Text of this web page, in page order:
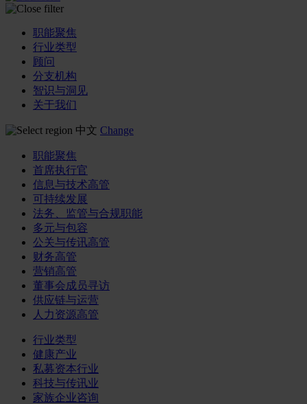
职能聚焦
行业类型
顾问
分支机构
智识与洞见
关于我们
中文 Change
职能聚焦
首席执行官
信息与技术高管
可持续发展
法务、监管与合规职能
多元与包容
公关与传讯高管
财务高管
营销高管
董事会成员寻访
供应链与运营
人力资源高管
行业类型
健康产业
私募资本行业
科技与传讯业
家族企业咨询